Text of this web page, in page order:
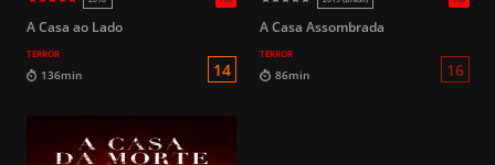
16
A Casa ao Lado
TERROR
A Casa Assombrada
TERROR